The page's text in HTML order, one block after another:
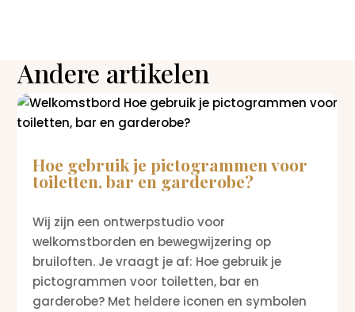
Andere artikelen
Hoe gebruik je pictogrammen voor
toiletten, bar en garderobe?
Wij zijn een ontwerpstudio voor
welkomstborden en bewegwijzering op
bruiloften. Je vraagt je af: Hoe gebruik je
pictogrammen voor toiletten, bar en
garderobe? Met heldere iconen en symbolen